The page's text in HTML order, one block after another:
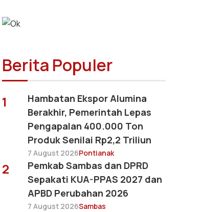
Berita Populer
1
Hambatan Ekspor Alumina
Berakhir, Pemerintah Lepas
Pengapalan 400.000 Ton
Produk Senilai Rp2,2 Triliun
7 August 2026Pontianak
2
Pemkab Sambas dan DPRD
Sepakati KUA-PPAS 2027 dan
APBD Perubahan 2026
7 August 2026Sambas